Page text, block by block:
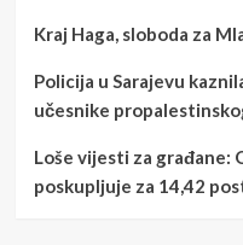
Kraj Haga, sloboda za
Policija u Sarajevu
učesnike
Loše vijesti za građane:
poskupljuje za 14,42